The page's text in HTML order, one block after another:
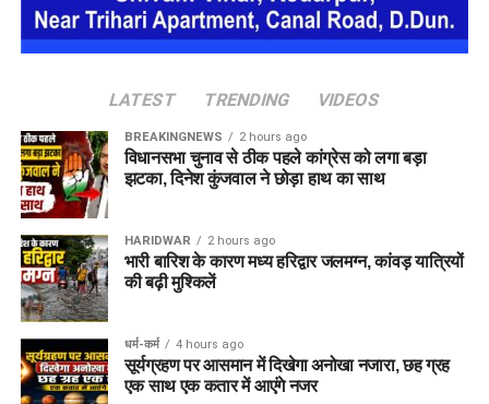
प्रमुख पदों की सूची नीचे दी गई है:
Name)
1.
ट्रेंड ग्रेजुएट टीचर –
TGT (कंप्यूटर साइंस)
2.
स्पेशल एजुकेटर
450
3.
ट्रेंड ग्रेजुएट टीचर –
TGT (स्पेशल
एजुकेशन)
5.
आईटी असिस्टेंट (ग्रेड-
A)
125
LATEST TRENDING VIDEOS
BREAKINGNEWS 2 hours ago
विधानसभा चुनाव से ठीक पहले कांग्रेस को लगा बड़ा
झटका, दिनेश कुंजवाल ने छोड़ा हाथ का साथ
HARIDWAR 2 hours ago
भारी बारिश के कारण मध्य हरिद्वार जलमग्न, कांवड़ यात्रियों
की बढ़ी मुश्किलें
धर्म-कर्म 4 hours ago
सूर्यग्रहण पर आसमान में दिखेगा अनोखा नजारा, छह ग्रह
एक साथ एक कतार में आएंगे नजर